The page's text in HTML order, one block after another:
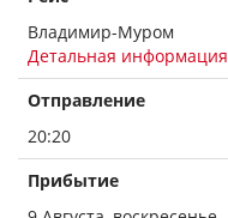
Владимир-Муром
Детальная информация
Отправление
20:20
Прибытие